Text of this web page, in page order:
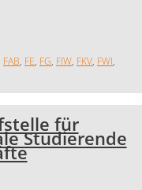
FAB, FE, FG, FIW, FKV, FWI,
für
Studierende